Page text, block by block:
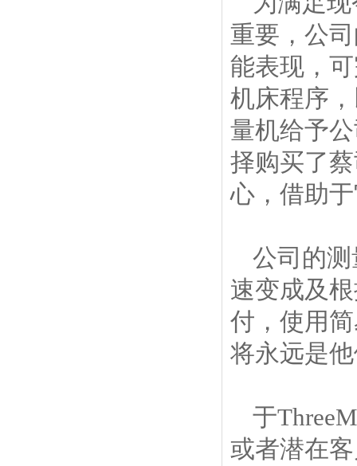
重要，公
能表现，
机床程序
量机给予
择购买了
心，借助
公司的
速变成及
付，使用
将永远是
于
或者潜在